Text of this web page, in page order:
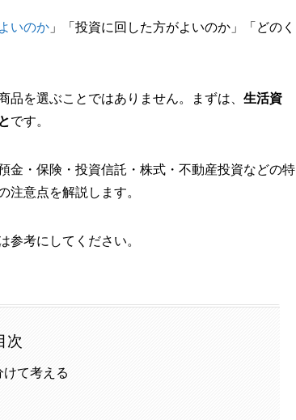
いのか 」「投資に回した方がよいのか」「どのく
を選ぶことではありません。まずは、 生活資
です。
金・保険・投資信託・株式・不動産投資などの特
注意点を解説します。
参考にしてください。
次
て考える